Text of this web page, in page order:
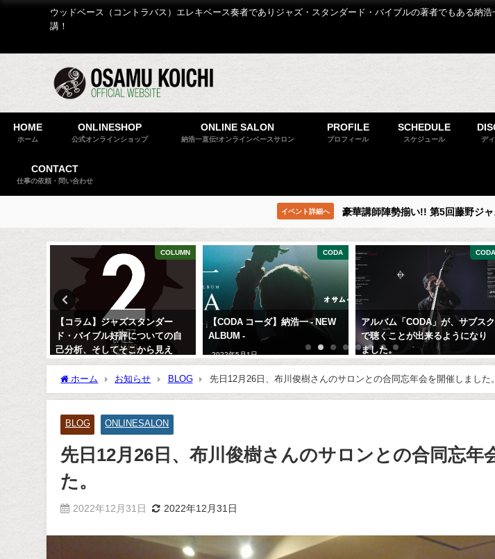
ウッドベース（コントラバス）エレキベース奏者でありジャズ・スタンダード・バイブルの著者でもある納
講！
HOME
ホーム
ONLINESHOP
公式オンラインショップ
ONLINE SALON
納浩一直伝!オンラインベースサロン
PROFILE
プロフィール
SCHEDULE
スケジュール デ
CONTACT
仕事の依頼・問い合わせ
イベント詳細へ 豪華講師陣勢揃い!! 第5回藤野ジ
COLUMN
【コラム】ジャズスタンダー
ド・バイブル好評についての自
己分析、そしてそこから見え
る、ミュージシャンの道へのヒ
ント
CODA
【CODA コーダ】納浩一 - NEW
ALBUM -
2022年5月1日
CODA
アルバム「CODA」が、サブスク
で聴くことが出来るようになり
ました。
ホーム お知らせ BLOG 先日12月26日、布川俊樹さんのサロンとの合同忘年会を開催しました。
BLOG ONLINESALON
先日12月26日、布川俊樹さんのサロンとの合同忘年
た。
2022年12月31日 2022年12月31日